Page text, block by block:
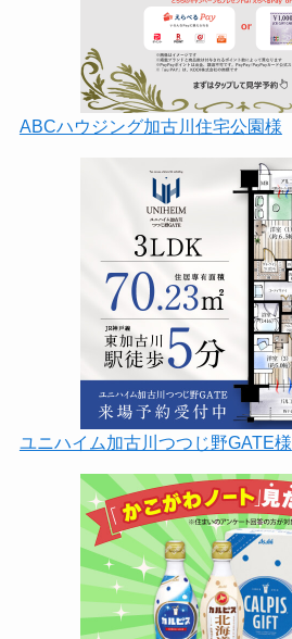
ABCハウジング加古川住宅公園様
ユニハイム加古川つつじ野GATE様